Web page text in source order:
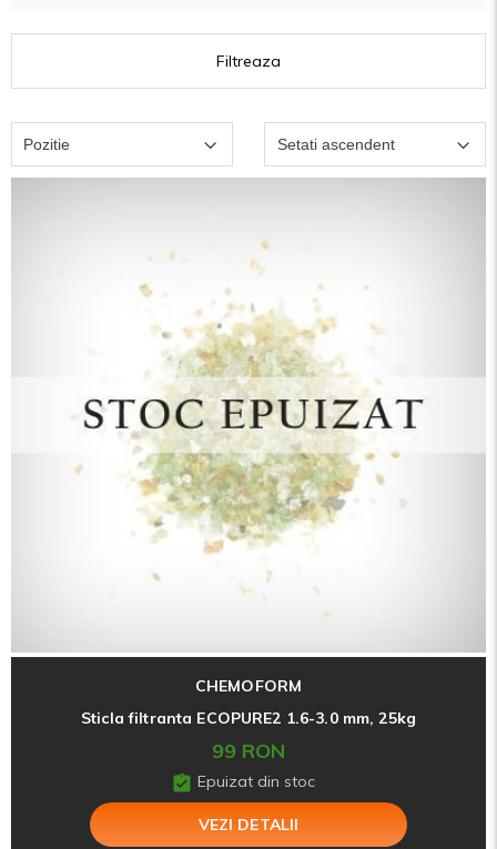
CHEMOFORM
Sticla filtranta ECOPURE2 1.6-3.0 mm, 25kg
99 RON
Epuizat din stoc
VEZI DETALII
Filtreaza